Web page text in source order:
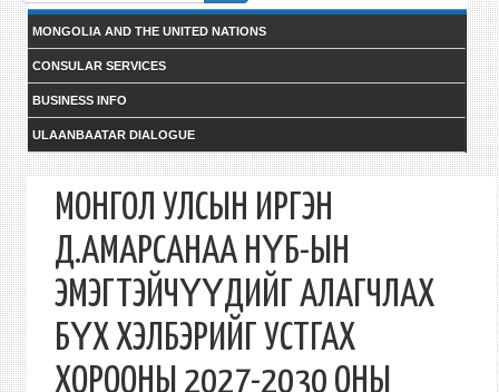
form
MONGOLIA AND THE UNITED NATIONS
CONSULAR SERVICES
BUSINESS INFO
ULAANBAATAR DIALOGUE
МОНГОЛ УЛСЫН ИРГЭН
Д.АМАРСАНАА НҮБ-ЫН
ЭМЭГТЭЙЧҮҮДИЙГ АЛАГЧЛАХ
БҮХ ХЭЛБЭРИЙГ УСТГАХ
ХОРООНЫ 2027-2030 ОНЫ